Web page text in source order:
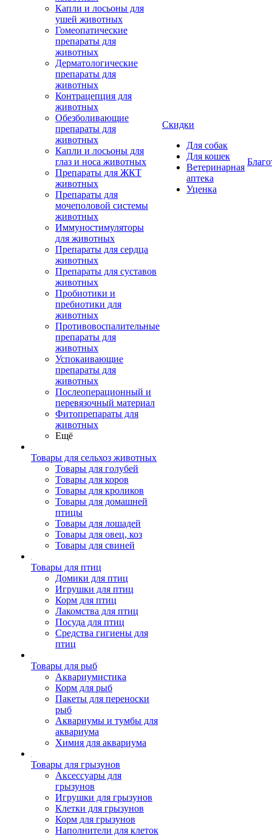
Капли и лосьоны для
ушей животных
Гомеопатические
препараты для
животных
Дерматологические
препараты для
животных
Контрацепция для
животных
Обезболивающие
препараты для
животных
Капли и лосьоны для
глаз и носа животных
Препараты для ЖКТ
животных
Препараты для
мочеполовой системы
животных
Иммуностимуляторы
для животных
Препараты для сердца
животных
Препараты для суставов
животных
Пробиотики и
пребиотики для
животных
Противовоспалительные
препараты для
животных
Успокаивающие
препараты для
животных
Послеоперационный и
перевязочный материал
Фитопрепараты для
животных
Ещё
Товары для сельхоз животных
Товары для голубей
Товары для коров
Товары для кроликов
Товары для домашней
птицы
Товары для лошадей
Товары для овец, коз
Товары для свиней
Товары для птиц
Домики для птиц
Игрушки для птиц
Корм для птиц
Лакомства для птиц
Посуда для птиц
Средства гигиены для
птиц
Товары для рыб
Аквариумистика
Корм для рыб
Пакеты для переноски
рыб
Аквариумы и тумбы для
аквариума
Химия для аквариума
Товары для грызунов
Аксессуары для
грызунов
Игрушки для грызунов
Клетки для грызунов
Корм для грызунов
Наполнители для клеток
Скидки
Для собак
Для кошек
Ветеринарная
аптека
Уценка